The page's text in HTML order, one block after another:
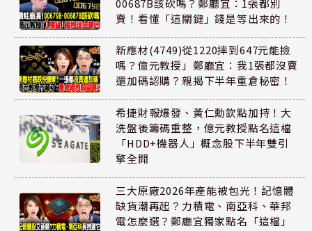
賣！看懂「這關鍵」錢是等出來的！
新應材(4749)從1220摔到647元能撿
嗎？億元教授」鄭廳宜：我1張都沒賣
還加碼認購？親揭下半年重倉秘密！
希捷財報爆發、黃仁勳欽點加持！大
洗盤後籌碼重整，億元教授點名這檔
「HDD+機器人」概念股下半年雙引
擎全開
三大原廠2026年產能被包光！記憶體
缺貨潮再起？力積電、南亞科、華邦
電怎麼選？鄭廳宜獨家點名「這檔」